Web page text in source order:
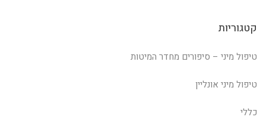
קטגוריות
טיפול מיני – סיפורים מחדר המיטות
טיפול מיני אונליין
כללי